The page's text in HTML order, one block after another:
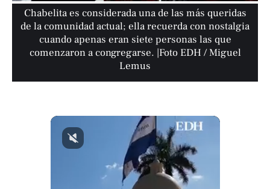
Chabelita es considerada una de las más queridas
de la comunidad actual; ella recuerda con nostalgia
cuando apenas eran siete personas las que
comenzaron a congregarse. |Foto EDH / Miguel
Lemus